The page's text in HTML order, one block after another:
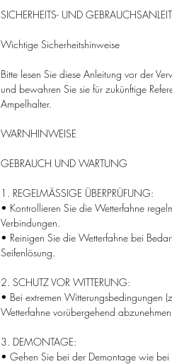
SICHERHEITS- UND
Wichtige Sicherheitshinweise
Bitte lesen Sie diese Anleitung vor der
und bewahren Sie sie für zukünftige
Ampelhalter.
WARNHINWEISE
GEBRAUCH UND WARTUNG
1. REGELMÄSSIGE ÜBERPRÜFUNG:
• Kontrollieren Sie die Wetterfahne
Verbindungen.
• Reinigen Sie die Wetterfahne bei
Seifenlösung.
2. SCHUTZ VOR WITTERUNG:
• Bei extremen Witterungsbedingungen
Wetterfahne vorübergehend
3. DEMONTAGE:
• Gehen Sie bei der Demontage wie